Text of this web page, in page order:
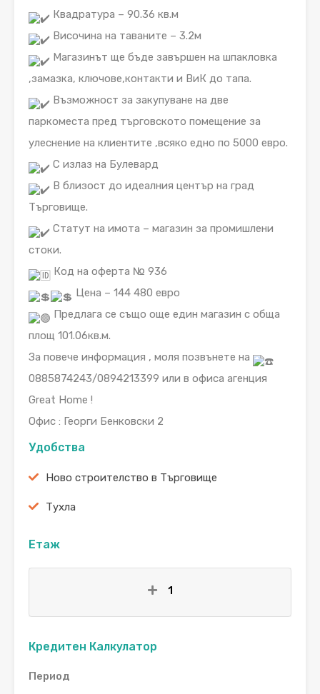
Квадратура – 90.36 кв.м
Височина на таваните – 3.2м
Магазинът ще бъде завършен на шпакловка
,замазка, ключове,контакти и ВиК до тапа.
Възможност за закупуване на две
паркоместа пред търговското помещение за
улеснение на клиентите ,всяко едно по 5000 евро.
С излаз на Булевард
В близост до идеалния център на град
Търговище.
Статут на имота – магазин за промишлени
стоки.
Код на оферта № 936
Цена – 144 480 евро
Предлага се също още един магазин с обща
площ 101.06кв.м.
За повече информация , моля позвънете на
0885874243/0894213399 или в офиса агенция
Great Home !
Офис : Георги Бенковски 2
Удобства
Ново строителство в Търговище
Тухла
Етаж
1
Кредитен Калкулатор
Период